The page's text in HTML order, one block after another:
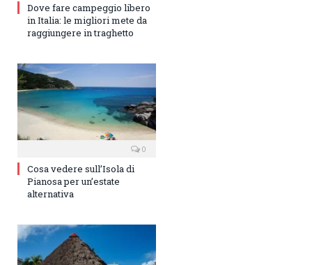
Dove fare campeggio libero
in Italia: le migliori mete da
raggiungere in traghetto
0
Cosa vedere sull’Isola di
Pianosa per un’estate
alternativa